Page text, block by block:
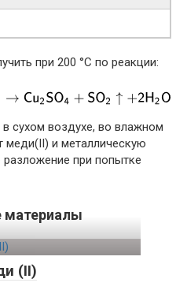
при 200 °C по реакции:
сухом воздухе, во влажном
меди(II) и металлическую
при попытке
материалы
(II)